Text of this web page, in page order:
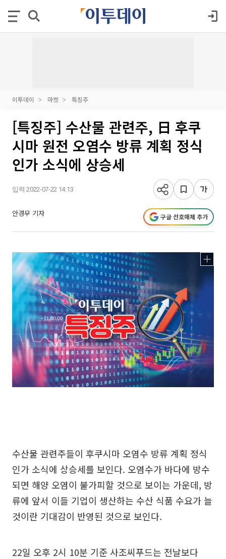
이투데이 마켓 특징주
[특징주] 수산물 관련주, 日 후쿠
시마 원전 오염수 방류 계획 정식
인가 소식에 상승세
입력 2022-07-22 14:13
안경무 기자 구글 선호매체 추가
수산물 관련주들이 후쿠시마 오염수 방류 계획 정식
인가 소식에 상승세를 보인다. 오염수가 바다에 방수
되면 해양 오염이 불가피할 것으로 보이는 가운데, 방
류에 앞서 이들 기업이 생산하는 수산 식품 수요가 늘
것이란 기대감이 반영된 것으로 보인다.
22일 오후 2시 10분 기준 사조씨푸드는 전날보다